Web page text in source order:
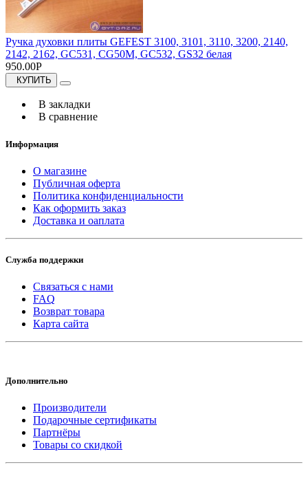
Ручка духовки плиты GEFEST 3100, 3101, 3110, 3200, 2140,
2142, 2162, GC531, CG50M, GC532, GS32 белая
950.00Р
КУПИТЬ
В закладки
В сравнение
Информация
О магазине
Публичная оферта
Политика конфиденциальности
Как оформить заказ
Доставка и оаплата
Служба поддержки
Связаться с нами
FAQ
Возврат товара
Карта сайта
Дополнительно
Производители
Подарочные сертификаты
Партнёры
Товары со скидкой